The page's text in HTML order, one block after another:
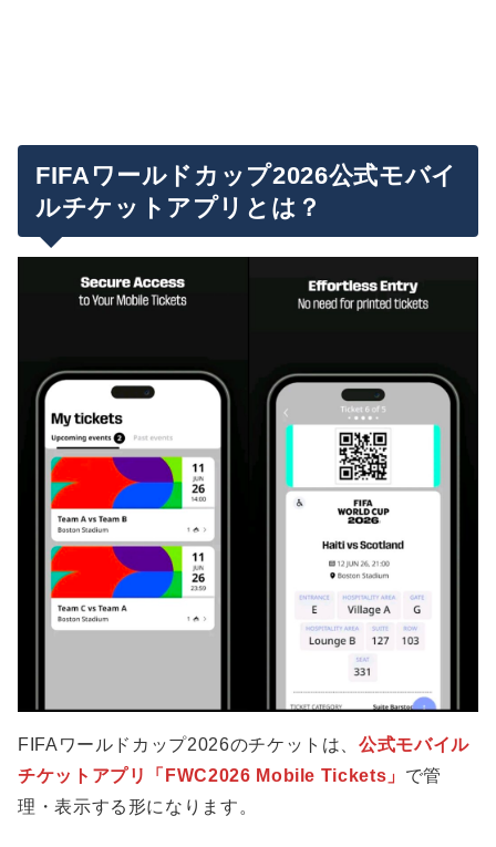
FIFAワールドカップ2026公式モバイ
ルチケットアプリとは？
FIFAワールドカップ2026のチケットは、公式モバイル
チケットアプリ「FWC2026 Mobile Tickets」 で管
理・表示する形になります。